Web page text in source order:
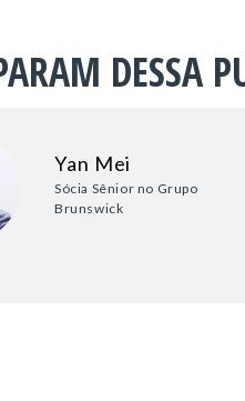
DESSA
Yan Mei
Sócia Sênior no Grupo
Brunswick